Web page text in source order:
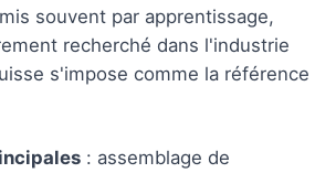
souvent par apprentissage,
recherché dans l'industrie
s'impose comme la référence
: assemblage de